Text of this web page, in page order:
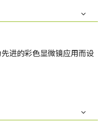
进的彩色显微镜应用而设